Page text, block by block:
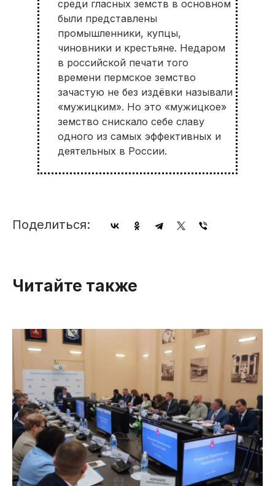
среди гласных земств в основном
были представлены
промышленники, купцы,
чиновники и крестьяне. Недаром
в российской печати того
времени пермское земство
зачастую не без издёвки называли
«мужицким». Но это «мужицкое»
земство снискало себе славу
одного из самых эффективных и
деятельных в России.
Поделиться:
Читайте также